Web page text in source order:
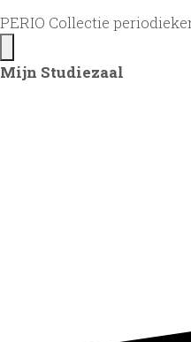
PERIO Collectie
Mijn Studiezaal